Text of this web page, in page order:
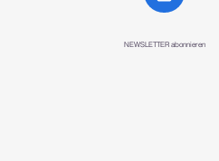
NEWSLETTER abonnieren